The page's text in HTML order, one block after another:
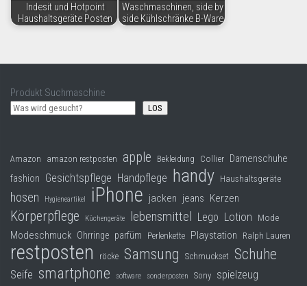
Indesit und Hotpoint
Haushaltsgeräte Posten
Waschmaschinen, side by
side Kühlschränke B-Ware
Produkt Suchmaschine
LOS
Amazon amazon restposten apple Bekleidung Collier Damenschuhe
fashion Gesichtspflege Handpflege handy Haushaltsgeräte
hosen Hygieneartikel iPhone jacken jeans Kerzen
Körperpflege Küchengeräte lebensmittel Lego Lotion Mode
Modeschmuck Ohrringe parfüm Perlenkette Playstation Ralph Lauren
restposten röcke Samsung Schmuckset Schuhe
Seife smartphone software sonderposten Sony spielzeug